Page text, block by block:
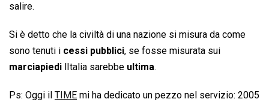
salire.
Si è detto che la civiltà di una nazione si misura da come
sono tenuti i cessi pubblici, se fosse misurata sui
marciapiedi lItalia sarebbe ultima.
Ps: Oggi il TIME mi ha dedicato un pezzo nel servizio: 2005